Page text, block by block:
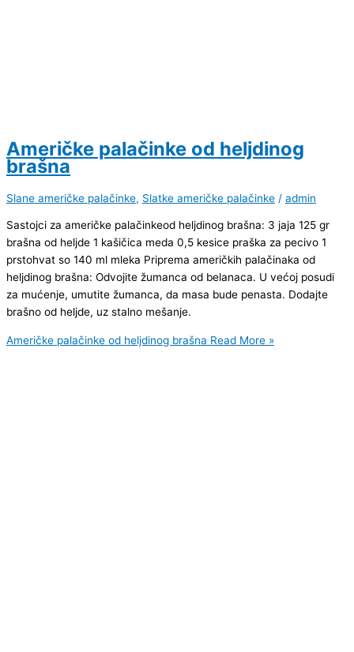
Američke palačinke od heljdinog
brašna
Slane američke palačinke, Slatke američke palačinke / admin
Sastojci za američke palačinkeod heljdinog brašna: 3 jaja 125 gr
brašna od heljde 1 kašičica meda 0,5 kesice praška za pecivo 1
prstohvat so 140 ml mleka Priprema američkih palačinaka od
heljdinog brašna: Odvojite žumanca od belanaca. U većoj posudi
za mućenje, umutite žumanca, da masa bude penasta. Dodajte
brašno od heljde, uz stalno mešanje.
Američke palačinke od heljdinog brašna Read More »